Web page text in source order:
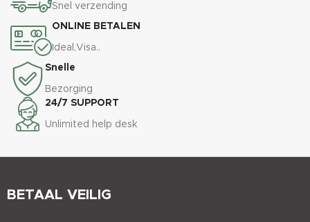
Snel verzending
ONLINE BETALEN
Ideal,Visa..
Snelle
Bezorging
24/7 SUPPORT
Unlimited help desk
BETAAL VEILIG